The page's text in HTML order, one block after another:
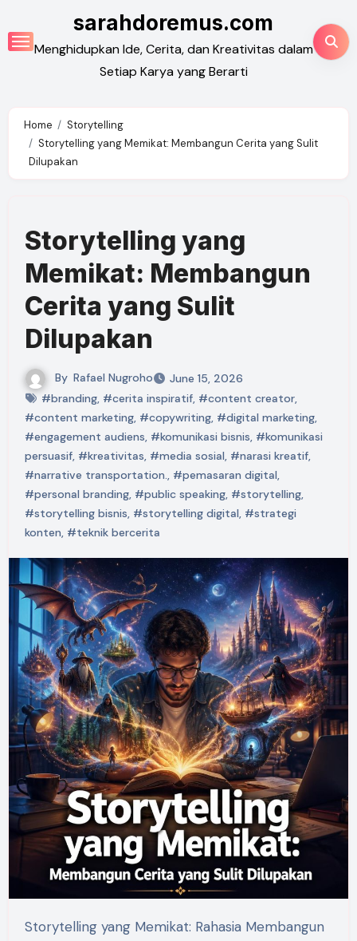
to
content
sarahdoremus.com
Menghidupkan Ide, Cerita, dan Kreativitas dalam
Setiap Karya yang Berarti
Home
Storytelling
Storytelling yang Memikat: Membangun Cerita yang Sulit
Dilupakan
Storytelling yang
Memikat: Membangun
Cerita yang Sulit
Dilupakan
By Rafael Nugroho
June 15, 2026
#branding, #cerita inspiratif, #content creator,
#content marketing, #copywriting, #digital marketing,
#engagement audiens, #komunikasi bisnis, #komunikasi
persuasif, #kreativitas, #media sosial, #narasi kreatif,
#narrative transportation., #pemasaran digital,
#personal branding, #public speaking, #storytelling,
#storytelling bisnis, #storytelling digital, #strategi
konten, #teknik bercerita
Storytelling yang Memikat: Rahasia Membangun